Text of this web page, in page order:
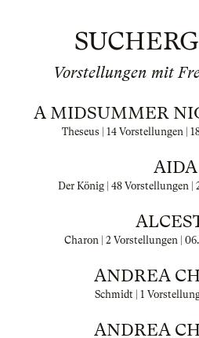
Vorstellungen mit
A MIDSUMMER
Theseus | 14 Vorstellungen |
AIDA
Der König | 48 Vorstellungen |
Charon | 2 Vorstellungen |
ANDREA
Schmidt | 1 Vorstellung
ANDREA